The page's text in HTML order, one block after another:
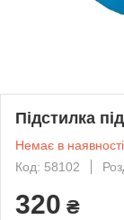
Підстилка
Немає в наявності
Код: 58102
320 ₴